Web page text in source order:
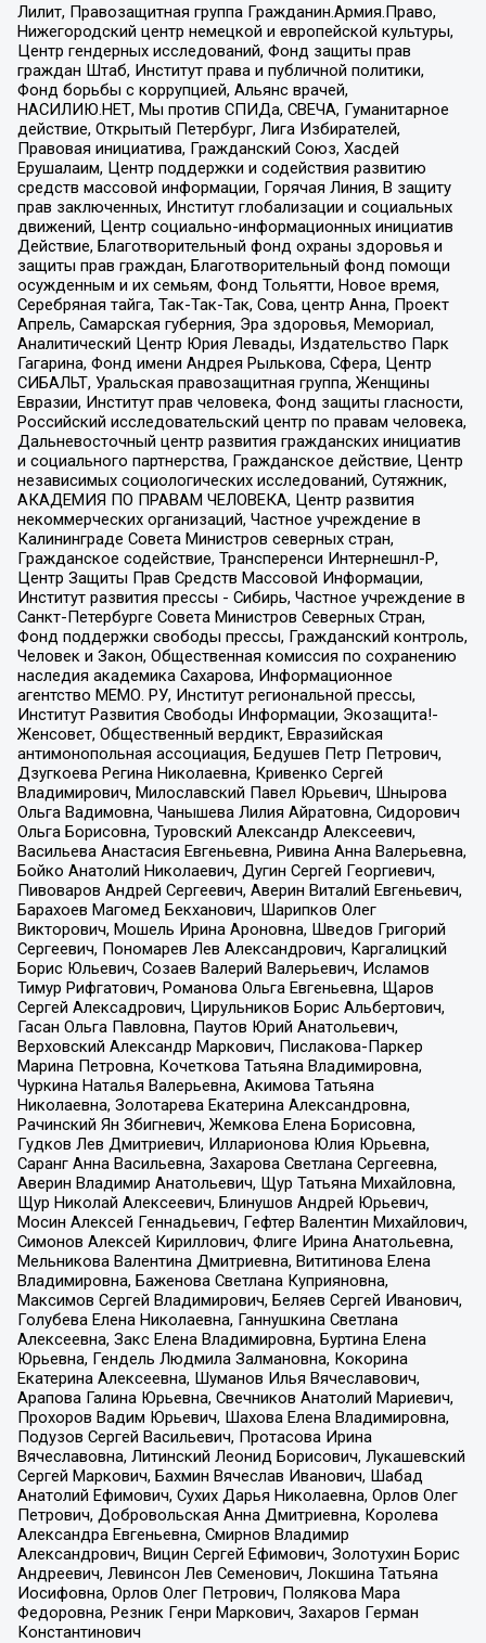
Лилит, Правозащитная группа Гражданин.Армия.Право,
Нижегородский центр немецкой и европейской культуры,
Центр гендерных исследований, Фонд защиты прав
граждан Штаб, Институт права и публичной политики,
Фонд борьбы с коррупцией, Альянс врачей,
НАСИЛИЮ.НЕТ, Мы против СПИДа, СВЕЧА, Гуманитарное
действие, Открытый Петербург, Лига Избирателей,
Правовая инициатива, Гражданский Союз, Хасдей
Ерушалаим, Центр поддержки и содействия развитию
средств массовой информации, Горячая Линия, В защиту
прав заключенных, Институт глобализации и социальных
движений, Центр социально-информационных инициатив
Действие, Благотворительный фонд охраны здоровья и
защиты прав граждан, Благотворительный фонд помощи
осужденным и их семьям, Фонд Тольятти, Новое время,
Серебряная тайга, Так-Так-Так, Сова, центр Анна, Проект
Апрель, Самарская губерния, Эра здоровья, Мемориал,
Аналитический Центр Юрия Левады, Издательство Парк
Гагарина, Фонд имени Андрея Рылькова, Сфера, Центр
СИБАЛЬТ, Уральская правозащитная группа, Женщины
Евразии, Институт прав человека, Фонд защиты гласности,
Российский исследовательский центр по правам человека,
Дальневосточный центр развития гражданских инициатив
и социального партнерства, Гражданское действие, Центр
независимых социологических исследований, Сутяжник,
АКАДЕМИЯ ПО ПРАВАМ ЧЕЛОВЕКА, Центр развития
некоммерческих организаций, Частное учреждение в
Калининграде Совета Министров северных стран,
Гражданское содействие, Трансперенси Интернешнл-Р,
Центр Защиты Прав Средств Массовой Информации,
Институт развития прессы - Сибирь, Частное учреждение в
Санкт-Петербурге Совета Министров Северных Стран,
Фонд поддержки свободы прессы, Гражданский контроль,
Человек и Закон, Общественная комиссия по сохранению
наследия академика Сахарова, Информационное
агентство МЕМО. РУ, Институт региональной прессы,
Институт Развития Свободы Информации, Экозащита!-
Женсовет, Общественный вердикт, Евразийская
антимонопольная ассоциация, Бедушев Петр Петрович,
Дзугкоева Регина Николаевна, Кривенко Сергей
Владимирович, Милославский Павел Юрьевич, Шнырова
Ольга Вадимовна, Чанышева Лилия Айратовна, Сидорович
Ольга Борисовна, Туровский Александр Алексеевич,
Васильева Анастасия Евгеньевна, Ривина Анна Валерьевна,
Бойко Анатолий Николаевич, Дугин Сергей Георгиевич,
Пивоваров Андрей Сергеевич, Аверин Виталий Евгеньевич,
Барахоев Магомед Бекханович, Шарипков Олег
Викторович, Мошель Ирина Ароновна, Шведов Григорий
Сергеевич, Пономарев Лев Александрович, Каргалицкий
Борис Юльевич, Созаев Валерий Валерьевич, Исламов
Тимур Рифгатович, Романова Ольга Евгеньевна, Щаров
Сергей Алексадрович, Цирульников Борис Альбертович,
Гасан Ольга Павловна, Паутов Юрий Анатольевич,
Верховский Александр Маркович, Пислакова-Паркер
Марина Петровна, Кочеткова Татьяна Владимировна,
Чуркина Наталья Валерьевна, Акимова Татьяна
Николаевна, Золотарева Екатерина Александровна,
Рачинский Ян Збигневич, Жемкова Елена Борисовна,
Гудков Лев Дмитриевич, Илларионова Юлия Юрьевна,
Саранг Анна Васильевна, Захарова Светлана Сергеевна,
Аверин Владимир Анатольевич, Щур Татьяна Михайловна,
Щур Николай Алексеевич, Блинушов Андрей Юрьевич,
Мосин Алексей Геннадьевич, Гефтер Валентин Михайлович,
Симонов Алексей Кириллович, Флиге Ирина Анатольевна,
Мельникова Валентина Дмитриевна, Вититинова Елена
Владимировна, Баженова Светлана Куприяновна,
Максимов Сергей Владимирович, Беляев Сергей Иванович,
Голубева Елена Николаевна, Ганнушкина Светлана
Алексеевна, Закс Елена Владимировна, Буртина Елена
Юрьевна, Гендель Людмила Залмановна, Кокорина
Екатерина Алексеевна, Шуманов Илья Вячеславович,
Арапова Галина Юрьевна, Свечников Анатолий Мариевич,
Прохоров Вадим Юрьевич, Шахова Елена Владимировна,
Подузов Сергей Васильевич, Протасова Ирина
Вячеславовна, Литинский Леонид Борисович, Лукашевский
Сергей Маркович, Бахмин Вячеслав Иванович, Шабад
Анатолий Ефимович, Сухих Дарья Николаевна, Орлов Олег
Петрович, Добровольская Анна Дмитриевна, Королева
Александра Евгеньевна, Смирнов Владимир
Александрович, Вицин Сергей Ефимович, Золотухин Борис
Андреевич, Левинсон Лев Семенович, Локшина Татьяна
Иосифовна, Орлов Олег Петрович, Полякова Мара
Федоровна, Резник Генри Маркович, Захаров Герман
Константинович